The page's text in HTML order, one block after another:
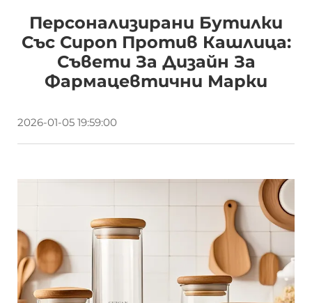
Персонализирани Бутилки
Със Сироп Против Кашлица:
Съвети За Дизайн За
Фармацевтични Марки
2026-01-05 19:59:00